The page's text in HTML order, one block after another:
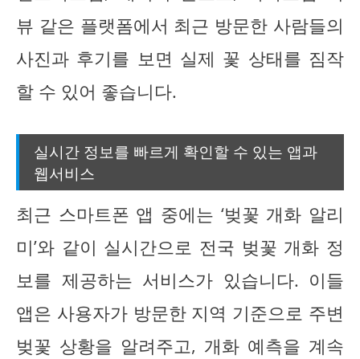
뷰 같은 플랫폼에서 최근 방문한 사람들의
사진과 후기를 보면 실제 꽃 상태를 짐작
할 수 있어 좋습니다.
실시간 정보를 빠르게 확인할 수 있는 앱과
웹서비스
최근 스마트폰 앱 중에는 ‘벚꽃 개화 알리
미’와 같이 실시간으로 전국 벚꽃 개화 정
보를 제공하는 서비스가 있습니다. 이들
앱은 사용자가 방문한 지역 기준으로 주변
벚꽃 상황을 알려주고, 개화 예측을 계속